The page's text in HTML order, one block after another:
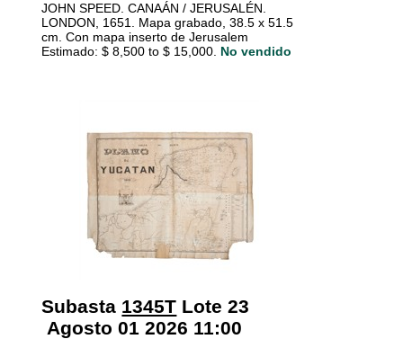
JOHN SPEED. CANAÁN / JERUSALÉN.
LONDON, 1651. Mapa grabado, 38.5 x 51.5
cm. Con mapa inserto de Jerusalem
Estimado: $ 8,500 to $ 15,000. No vendido
Subasta 1345T Lote 23
Agosto 01 2026 11:00